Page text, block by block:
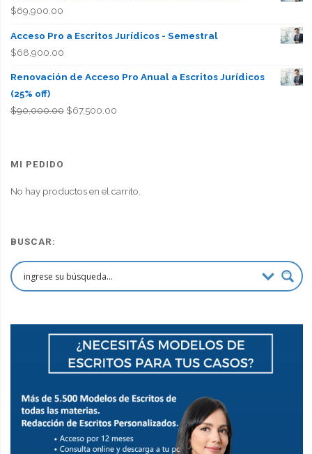
$69,900.00
Acceso Pro a Escritos Jurídicos - Semestral
$68,900.00
Renovación de Acceso Pro Anual a Escritos Jurídicos
(25% off)
$90,000.00 El
$67,500.00El
MI PEDIDO
No hay productos en el carrito.
BUSCAR: